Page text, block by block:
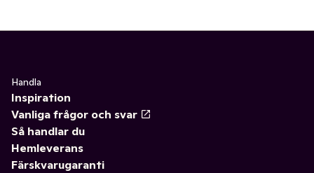
Handla
Inspiration
Vanliga frågor och svar
Så handlar du
Hemleverans
Färskvarugaranti